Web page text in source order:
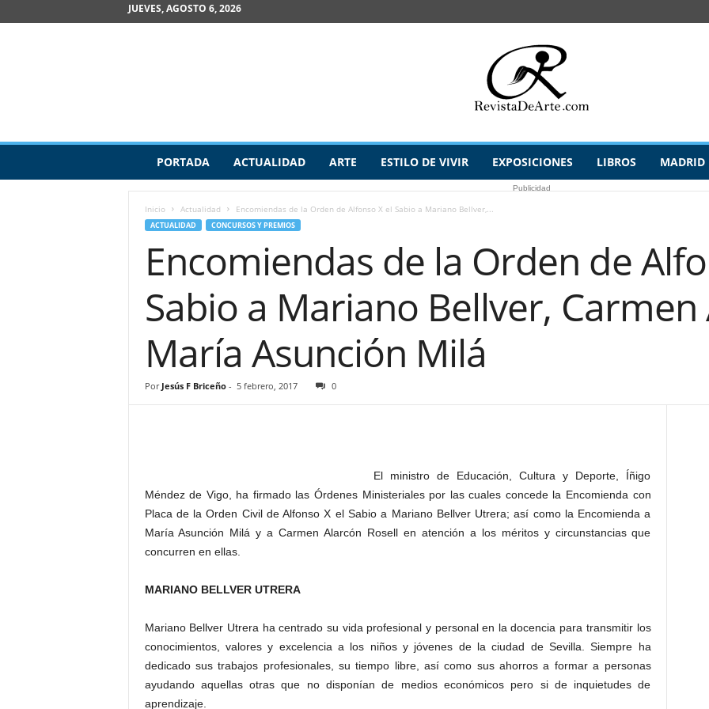
JUEVES, AGOSTO 6, 2026
v
PORTADA ACTUALIDAD ARTE ESTILO DE VIVIR EXPOSICIONES LIBROS MADRID
Publicidad
Inicio Actualidad Encomiendas de la Orden de Alfonso X el Sabio a Mariano Bellver,...
ACTUALIDAD CONCURSOS Y PREMIOS
Encomiendas de la Orden de
Sabio a Mariano Bellver,
María Asunción Milá
Por Jesús F Briceño- 5 febrero, 2017 0
El ministro de Educación, Cultura y Deporte, Íñigo
Méndez de Vigo, ha firmado las Órdenes Ministeriales por las cuales concede la Encomienda con
Placa de la Orden Civil de Alfonso X el Sabio a Mariano Bellver Utrera; así como la Encomienda a
María Asunción Milá y a Carmen Alarcón Rosell en atención a los méritos y circunstancias que
concurren en ellas.
MARIANO BELLVER UTRERA
Mariano Bellver Utrera ha centrado su vida profesional y personal en la docencia para transmitir los
conocimientos, valores y excelencia a los niños y jóvenes de la ciudad de Sevilla. Siempre ha
dedicado sus trabajos profesionales, su tiempo libre, así como sus ahorros a formar a personas
ayudando aquellas otras que no disponían de medios económicos pero si de inquietudes de
aprendizaje.